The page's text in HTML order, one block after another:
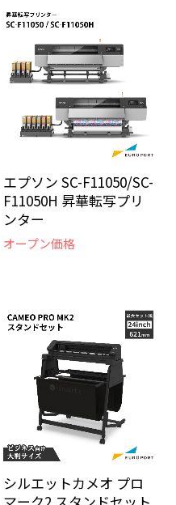
エプソン SC-F11050/SC-
F11050H 昇華転写プリ
ンター
オープン価格
シルエットカメオ プロ